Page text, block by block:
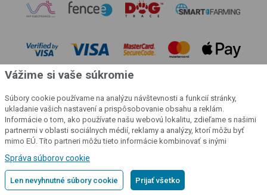
© 2004 - 2026 VNT electronics s.r.o., všetky práva vyhradené
Grafický dizajnKošnarDesign.cz
Vážime si vaše súkromie
Súbory cookie používame na analýzu návštevnosti a funkcií stránky,
ukladanie vašich nastavení a prispôsobovanie obsahu a reklám.
Informácie o tom, ako používate našu webovú lokalitu, zdieľame s našimi
partnermi v oblasti sociálnych médií, reklamy a analýzy, ktorí môžu byť
mimo EÚ. Títo partneri môžu tieto informácie kombinovať s inými
používania ich služieb.Podrobné informácie
Správa súborov cookie
Len nevyhnutné súbory cookie Prijať všetko